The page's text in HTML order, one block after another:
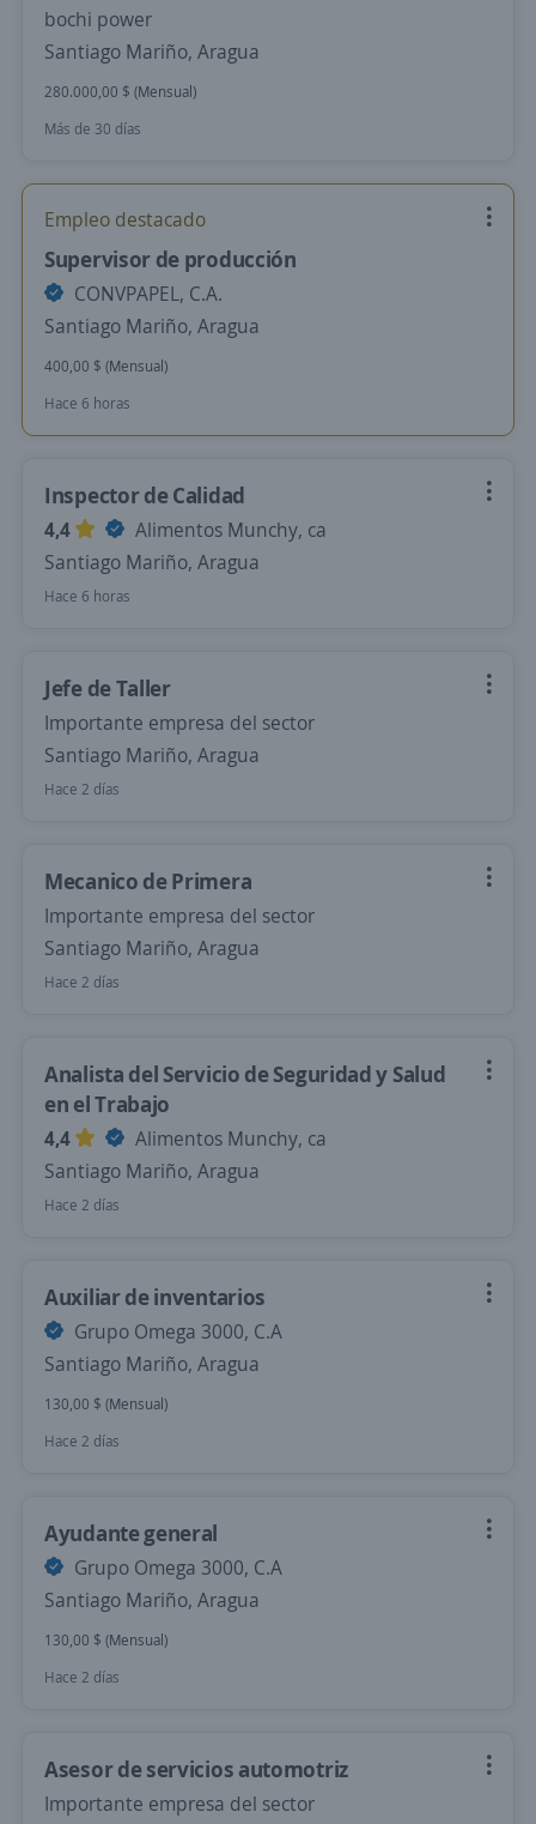
bochi power
Santiago Mariño, Aragua
280.000,00 $ (Mensual)
Más de 30 días
Empleo destacado
Supervisor de producción
CONVPAPEL, C.A.
Santiago Mariño, Aragua
400,00 $ (Mensual)
Hace 6 horas
Inspector de Calidad
4,4
Alimentos Munchy, ca
Santiago Mariño, Aragua
Hace 6 horas
Jefe de Taller
Importante empresa del sector
Santiago Mariño, Aragua
Hace 2 días
Mecanico de Primera
Importante empresa del sector
Santiago Mariño, Aragua
Hace 2 días
Analista del Servicio de Seguridad y Salud
en el Trabajo
4,4
Alimentos Munchy, ca
Santiago Mariño, Aragua
Hace 2 días
Auxiliar de inventarios
Grupo Omega 3000, C.A
Santiago Mariño, Aragua
130,00 $ (Mensual)
Hace 2 días
Ayudante general
Grupo Omega 3000, C.A
Santiago Mariño, Aragua
130,00 $ (Mensual)
Hace 2 días
Asesor de servicios automotriz
Importante empresa del sector